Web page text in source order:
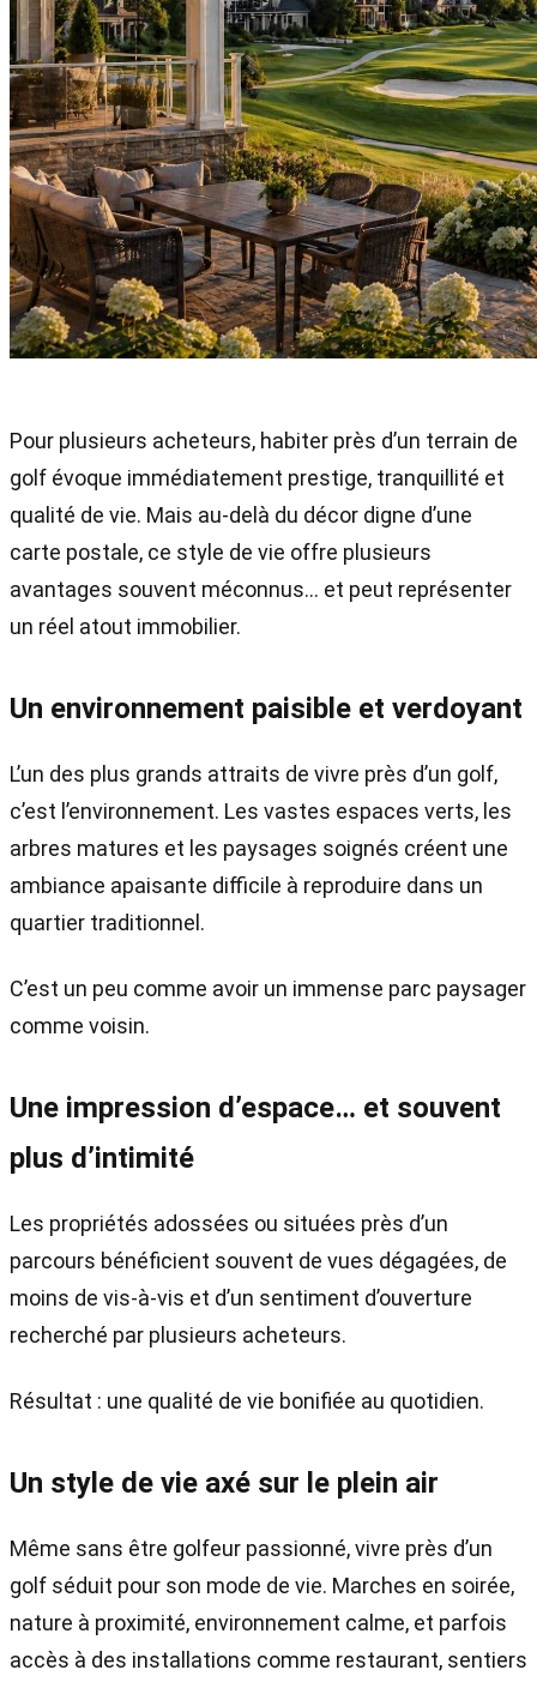
Pour plusieurs acheteurs, habiter près d’un terrain de
golf évoque immédiatement prestige, tranquillité et
qualité de vie. Mais au-delà du décor digne d’une
carte postale, ce style de vie offre plusieurs
avantages souvent méconnus… et peut représenter
un réel atout immobilier.
Un environnement paisible et verdoyant
L’un des plus grands attraits de vivre près d’un golf,
c’est l’environnement. Les vastes espaces verts, les
arbres matures et les paysages soignés créent une
ambiance apaisante difficile à reproduire dans un
quartier traditionnel.
C’est un peu comme avoir un immense parc paysager
comme voisin.
Une impression d’espace… et souvent
plus d’intimité
Les propriétés adossées ou situées près d’un
parcours bénéficient souvent de vues dégagées, de
moins de vis-à-vis et d’un sentiment d’ouverture
recherché par plusieurs acheteurs.
Résultat : une qualité de vie bonifiée au quotidien.
Un style de vie axé sur le plein air
Même sans être golfeur passionné, vivre près d’un
golf séduit pour son mode de vie. Marches en soirée,
nature à proximité, environnement calme, et parfois
accès à des installations comme restaurant, sentiers